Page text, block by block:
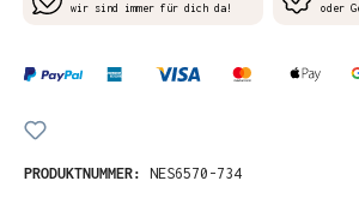
wir sind immer für dich da!
oder
PRODUKTNUMMER: NES6570-734